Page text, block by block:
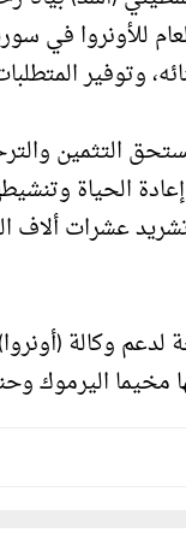
للأونروا في
وتوفير
التثمين
الحياة
عشرات ألاف
لدعم وكالة
مخيما اليرموك